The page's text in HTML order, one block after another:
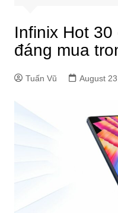
Infinix Hot
đáng mua
Tuấn Vũ August